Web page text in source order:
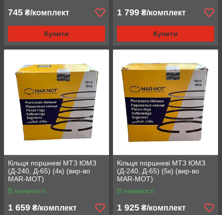
745 ₴/комплект
Купити
1 799 ₴/комплект
Купити
Кільця поршневі МТЗ ЮМЗ
(Д-240, Д-65) (4к) (вир-во
MAR-MOT)
В наявності
1 659 ₴/комплект
Кільця поршневі МТЗ ЮМЗ
(Д-240, Д-65) (5к) (вир-во
MAR-MOT)
В наявності
1 925 ₴/комплект